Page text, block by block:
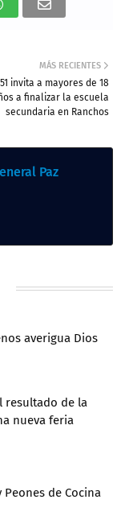
MÁS RECIENTES
invita a mayores de 18
a finalizar la escuela
secundaria en Ranchos
Paz
averigua Dios
resultado de la
nueva feria
de Cocina